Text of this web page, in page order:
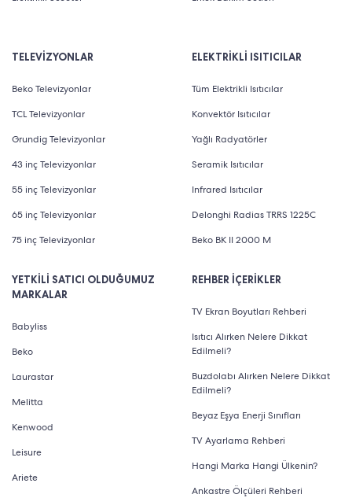
TELEVİZYONLAR
Beko Televizyonlar
TCL Televizyonlar
Grundig Televizyonlar
43 inç Televizyonlar
55 inç Televizyonlar
65 inç Televizyonlar
75 inç Televizyonlar
YETKİLİ SATICI OLDUĞUMUZ
MARKALAR
Babyliss
Beko
Laurastar
Melitta
Kenwood
Leisure
Ariete
ELEKTRİKLİ ISITICILAR
Tüm Elektrikli Isıtıcılar
Konvektör Isıtıcılar
Yağlı Radyatörler
Seramik Isıtıcılar
Infrared Isıtıcılar
Delonghi Radias TRRS 1225C
Beko BK II 2000 M
REHBER İÇERİKLER
TV Ekran Boyutları Rehberi
Isıtıcı Alırken Nelere Dikkat
Edilmeli?
Buzdolabı Alırken Nelere Dikkat
Edilmeli?
Beyaz Eşya Enerji Sınıfları
TV Ayarlama Rehberi
Hangi Marka Hangi Ülkenin?
Ankastre Ölçüleri Rehberi